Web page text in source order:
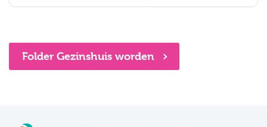
Folder Gezinshuis worden